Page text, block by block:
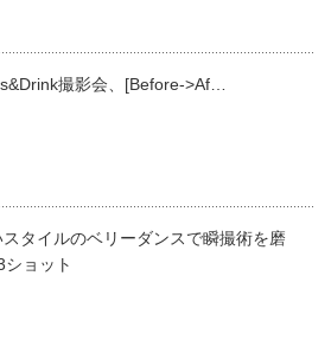
撮影会、[Before->Af…
スタイルのベリーダンスで瞬撮術を磨
ショット